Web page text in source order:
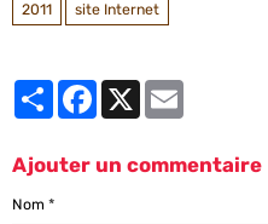
2011 site Internet
PartagerFacebook
Ajouter un commentaire
Nom